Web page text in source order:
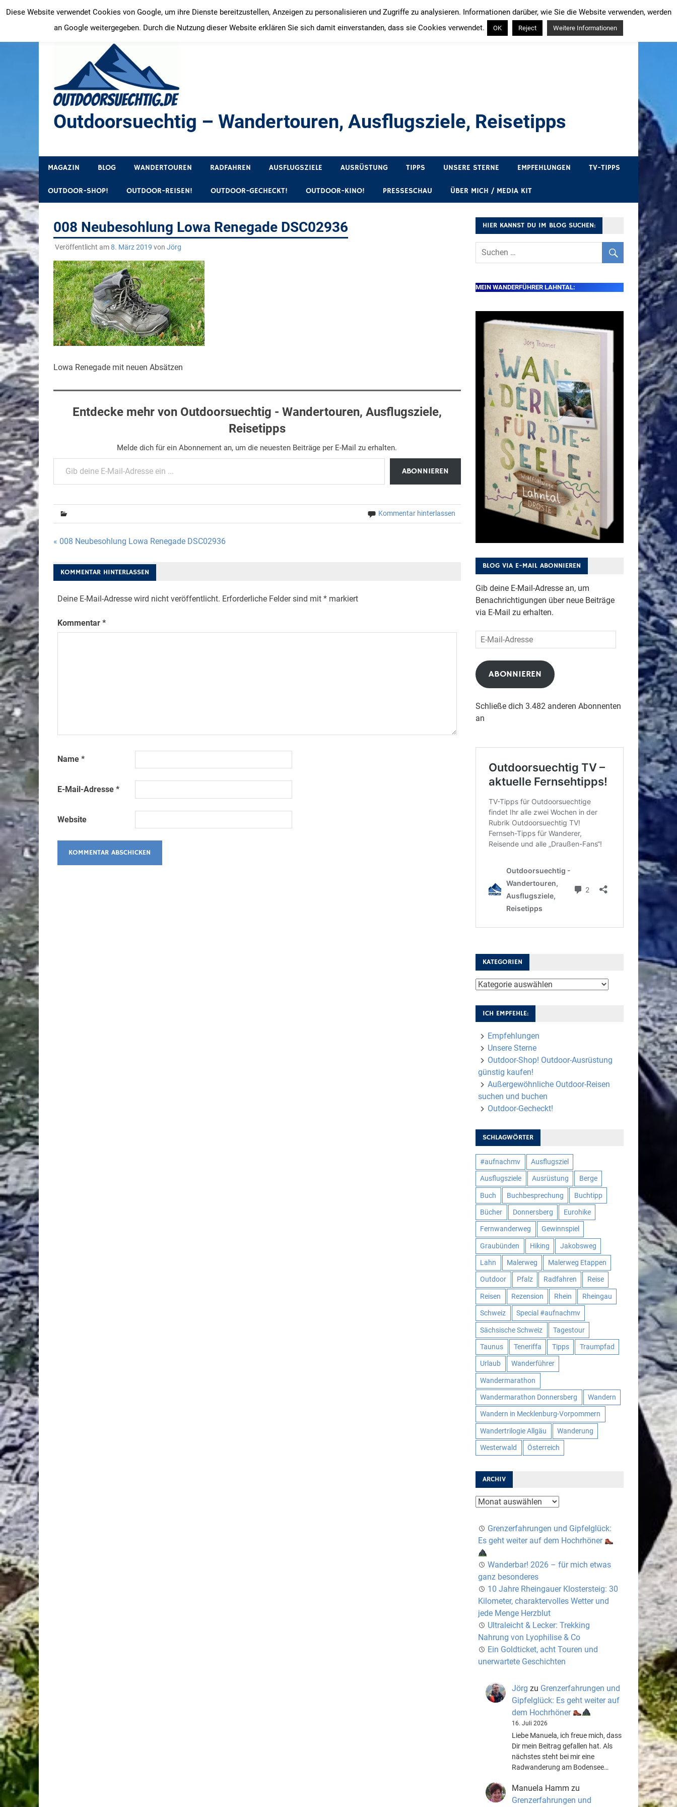
Inhalt
springen
Outdoorsuechtig – Wandertouren, Ausflugsziele, Reisetipps
MAGAZIN BLOG WANDERTOUREN RADFAHREN AUSFLUGSZIELE AUSRÜSTUNG TIPPS UNSERE STERNE EMPFEHLUNGEN TV-TIPPS
OUTDOOR-SHOP! OUTDOOR-REISEN! OUTDOOR-GECHECKT! OUTDOOR-KINO! PRESSESCHAU ÜBER MICH / MEDIA KIT
008 Neubesohlung Lowa Renegade DSC02936
Veröffentlicht am8. März 2019 von Jörg
Lowa Renegade mit neuen Absätzen
Entdecke mehr von Outdoorsuechtig - Wandertouren, Ausflugsziele,
Reisetipps
Melde dich für ein Abonnement an, um die neuesten Beiträge per E-Mail zu erhalten.
Gib deine E-Mail-Adresse ein ...
ABONNIEREN
Kommentar hinterlassen
Beitragsnavigation
« 008 Neubesohlung Lowa Renegade DSC02936
KOMMENTAR HINTERLASSEN
Deine E-Mail-Adresse wird nicht veröffentlicht. Erforderliche Felder sind mit *markiert
Kommentar *
Name *
E-Mail-Adresse *
Website
HIER KANNST DU IM BLOG SUCHEN:
MEIN WANDERFÜHRER LAHNTAL:
BLOG VIA E-MAIL ABONNIEREN
Gib deine E-Mail-Adresse an, um
Benachrichtigungen über neue Beiträge
via E-Mail zu erhalten.
E-
Mail-
Adresse
ABONNIEREN
Schließe dich 3.482 anderen Abonnenten
an
KATEGORIEN
Kategorien
ICH EMPFEHLE:
Empfehlungen
Unsere Sterne
Outdoor-Shop! Outdoor-Ausrüstung
günstig kaufen!
Außergewöhnliche Outdoor-Reisen
suchen und buchen
Outdoor-Gecheckt!
SCHLAGWÖRTER
#aufnachmv Ausflugsziel
Ausflugsziele Ausrüstung Berge
Buch Buchbesprechung Buchtipp
Bücher Donnersberg Eurohike
Fernwanderweg Gewinnspiel
Graubünden Hiking Jakobsweg
Lahn Malerweg Malerweg Etappen
Outdoor Pfalz Radfahren Reise
Reisen Rezension Rhein Rheingau
Schweiz Special #aufnachmv
Sächsische Schweiz Tagestour
Taunus Teneriffa Tipps Traumpfad
Urlaub Wanderführer
Wandermarathon
Wandermarathon Donnersberg Wandern
Wandern in Mecklenburg-Vorpommern
Wandertrilogie Allgäu Wanderung
Westerwald Österreich
ARCHIV
Archiv
Grenzerfahrungen und Gipfelglück:
Es geht weiter auf dem Hochrhöner
Wanderbar! 2026 – für mich etwas
ganz besonderes
10 Jahre Rheingauer Klostersteig: 30
Kilometer, charaktervolles Wetter und
jede Menge Herzblut
Ultraleicht & Lecker: Trekking
Nahrung von Lyophilise & Co
Ein Goldticket, acht Touren und
unerwartete Geschichten
Jörg zu Grenzerfahrungen und
Gipfelglück: Es geht weiter auf
dem Hochrhöner
16. Juli 2026
Liebe Manuela, ich freue mich, dass
Dir mein Beitrag gefallen hat. Als
nächstes steht bei mir eine
Radwanderung am Bodensee…
Manuela Hamm zu
Grenzerfahrungen und
Diese Website verwendet Cookies von Google, um ihre Dienste bereitzustellen, Anzeigen zu personalisieren und Zugriffe zu analysieren. Informationen darüber, wie Sie die Website verwenden, werden
an Google weitergegeben. Durch die Nutzung dieser Website erklären Sie sich damit einverstanden, dass sie Cookies verwendet.
OK Reject Weitere Informationen